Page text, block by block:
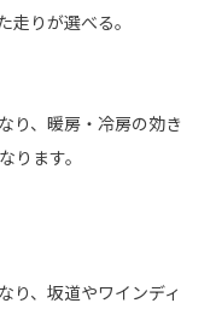
りが選べる。
り、暖房・冷房の効き
ります。
り、坂道やワインディ